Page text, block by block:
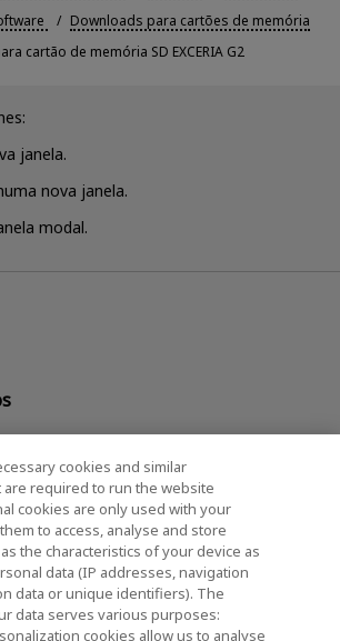
Downloads para cartões de memória
cartão de memória SD EXCERIA G2
janela.
nova janela.
modal.
Corporation (Societário /
Investidores)
Corporation Home
investidores
cookies and similar
required to run the website
cookies are only used with your
to access, analyse and store
the characteristics of your device as
data (IP addresses, navigation
data or unique identifiers). The
data serves various purposes:
cookies allow us to analyse